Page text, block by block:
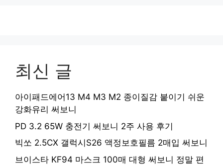
최신 글
아이패드에어13 M4 M3 M2 종이질감 붙이기 쉬운
강화유리 써보니
PD 3.2 65W 충전기 써보니 2주 사용 후기
빅쏘 2.5CX 갤럭시S26 액정보호필름 2매입 써보니
브이스타 KF94 마스크 100매 대형 써보니 정말 편